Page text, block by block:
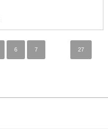
6 7 27